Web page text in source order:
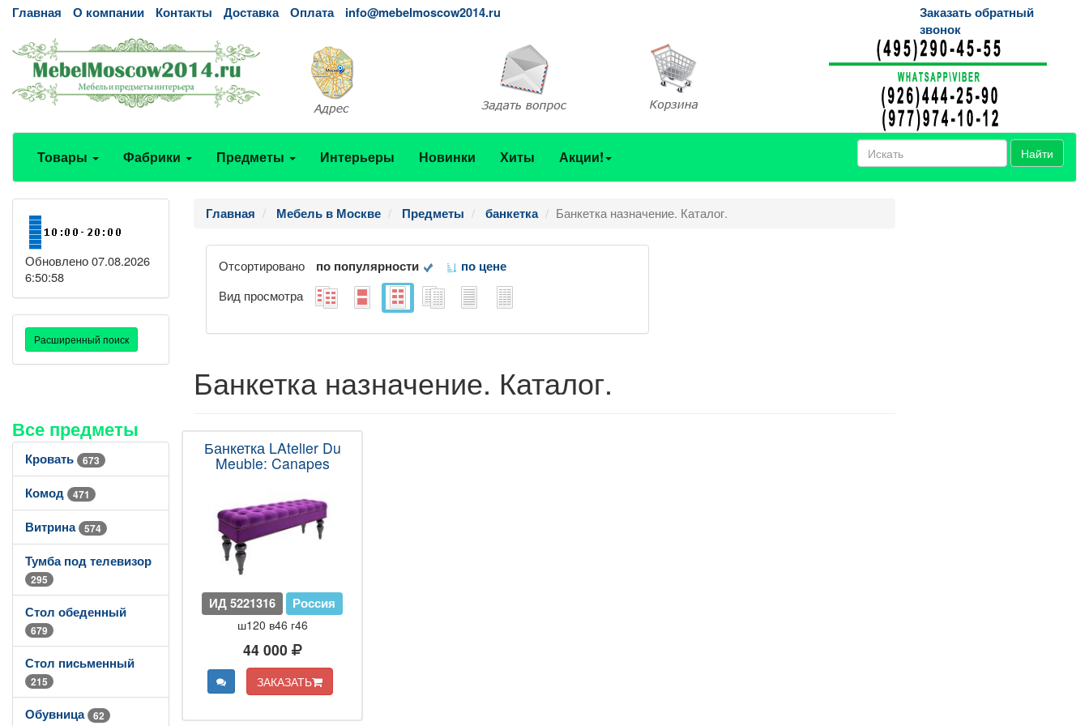
Главная О компании Контакты Доставка Оплата info@mebelmoscow2014.ru
Заказать обратный
звонок
Товары Фабрики Предметы Интерьеры Новинки Хиты Акции! Найти
Обновлено 07.08.2026
6:50:58
Расширенный поиск
Все предметы
Кровать 673
Комод 471
Витрина 574
Тумба под телевизор
295
Стол обеденный
679
Стол письменный
215
Обувница 62
Главная Мебель в Москве Предметы банкетка Банкетка назначение. Каталог.
Отсортировано по популярности
по цене
Вид просмотра
Банкетка назначение. Каталог.
Банкетка LAtelier Du
Meuble: Canapes
ИД 5221316 Россия
ш120 в46 г46
44 000
ЗАКАЗАТЬ